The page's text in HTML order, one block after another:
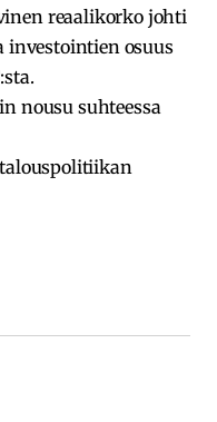
reaalikorko johti
osuus
nousu suhteessa